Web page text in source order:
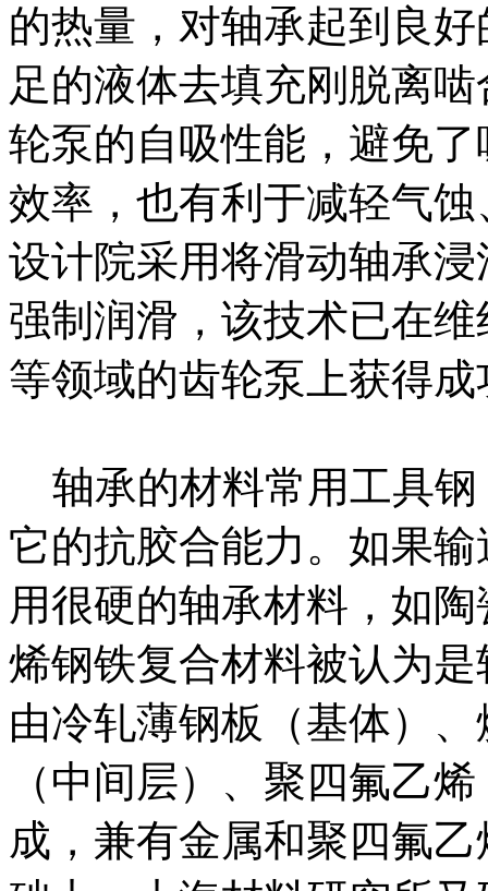
的热量，对轴承起到良
足的液体去填充刚脱离
轮泵的自吸性能，避免
效率，也有利于减轻气
设计院采用将滑动轴承
强制润滑，该技术已在
等领域的齿轮泵上获得
轴承的材料常用工具钢
它的抗胶合能力。如果
用很硬的轴承材料，如
烯钢铁复合材料被认为
由冷轧薄钢板（基体）
（中间层）、聚四氟乙
成，兼有金属和聚四氟